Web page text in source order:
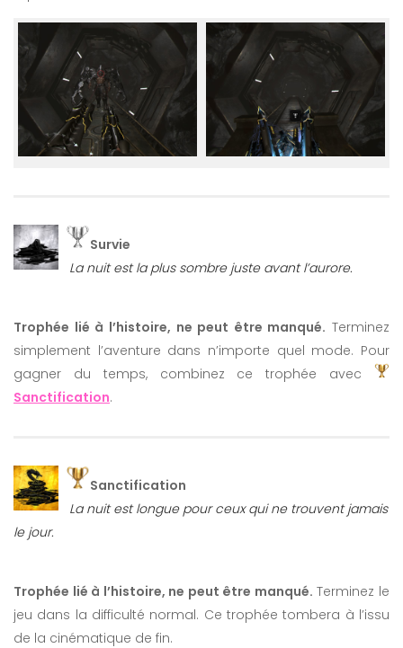
Survie
La nuit est la plus sombre juste avant l’aurore.
Trophée lié à l’histoire, ne peut être manqué. Terminez
simplement l’aventure dans n’importe quel mode. Pour
gagner du temps, combinez ce trophée avec
Sanctification.
Sanctification
La nuit est longue pour ceux qui ne trouvent jamais
le jour.
Trophée lié à l’histoire, ne peut être manqué. Terminez le
jeu dans la difficulté normal. Ce trophée tombera à l’issu
de la cinématique de fin.